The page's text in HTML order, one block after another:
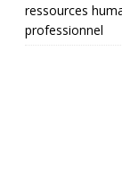
ressources
professionnel